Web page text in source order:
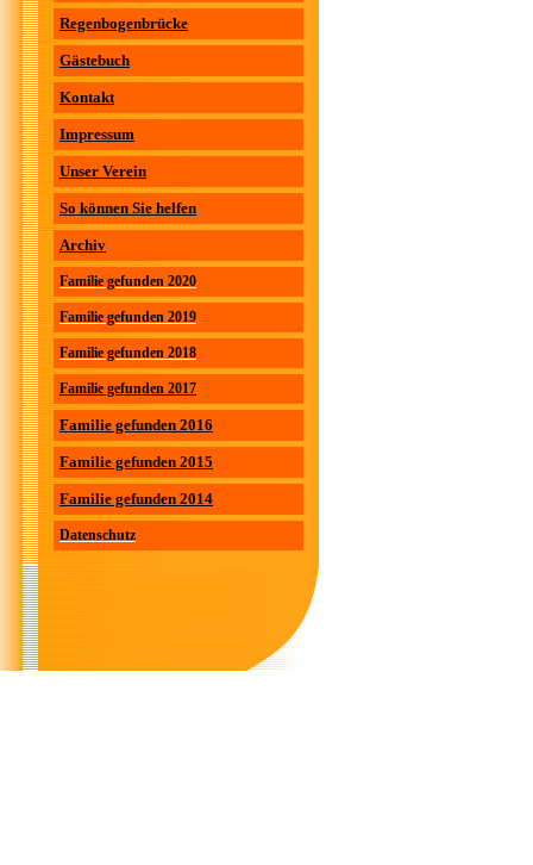
Regenbogenbrücke
Gästebuch
Kontakt
Impressum
Unser Verein
So können Sie helfen
Archiv
Familie gefunden 2020
Familie gefunden 2019
Familie gefunden 2018
Familie gefunden 2017
Familie gefunden 2016
Familie gefunden 2015
Familie gefunden 2014
Datenschutz